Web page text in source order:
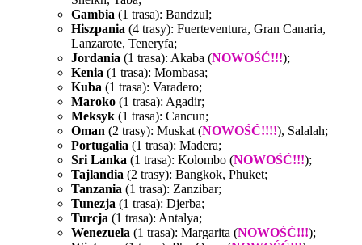
Gambia (1 trasa): Bandżul;
Hiszpania (4 trasy): Fuerteventura, Gran Canaria,
Lanzarote, Teneryfa;
Jordania (1 trasa): Akaba (NOWOŚĆ!!!);
Kenia (1 trasa): Mombasa;
Kuba (1 trasa): Varadero;
Maroko (1 trasa): Agadir;
Meksyk (1 trasa): Cancun;
Oman (2 trasy): Muskat (NOWOŚĆ!!!!), Salalah;
Portugalia (1 trasa): Madera;
Sri Lanka (1 trasa): Kolombo (NOWOŚĆ!!!);
Tajlandia (2 trasy): Bangkok, Phuket;
Tanzania (1 trasa): Zanzibar;
Tunezja (1 trasa): Djerba;
Turcja (1 trasa): Antalya;
Wenezuela (1 trasa): Margarita (NOWOŚĆ!!!);